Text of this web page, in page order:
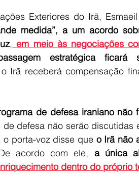
Exteriores do Irã,
medida”, a um acordo
, em meio às negociações
estratégica ficará
Irã receberá compensação
de defesa iraniano não
defesa não serão discutidas
o porta-voz disse que o Irã não
acordo com ele, a única
dentro do próprio